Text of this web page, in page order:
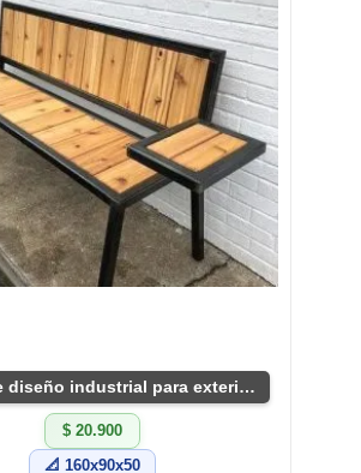
Banco de diseño industrial para exteriores
$ 20.900
📐 160x90x50